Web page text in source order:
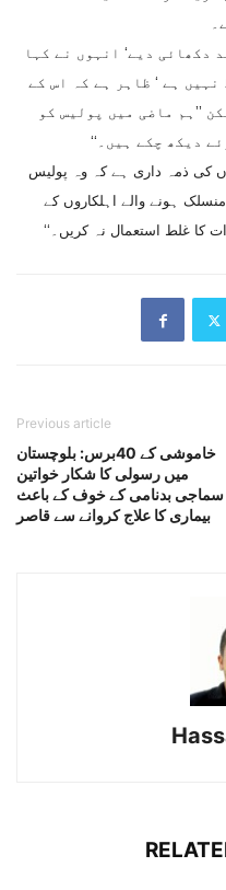
دکھائی دیے‘ انہوں نے کہا
ہے ‘ ظاہر ہے کہ اس کے
’’ہم ماضی میں پولیس کو
دیکھ چکے ہیں۔‘‘
کی ذمہ داری ہے کہ وہ پولیس
ہونے والے اہلکاروں کے
کا غلط استعمال نہ کریں۔‘‘
Previous article
خاموشی کے 40برس: بلوچستان
میں رسولی کا شکار خواتین
سماجی بدنامی کے خوف کے باعث
بیماری کا علاج کروانے سے قاصر